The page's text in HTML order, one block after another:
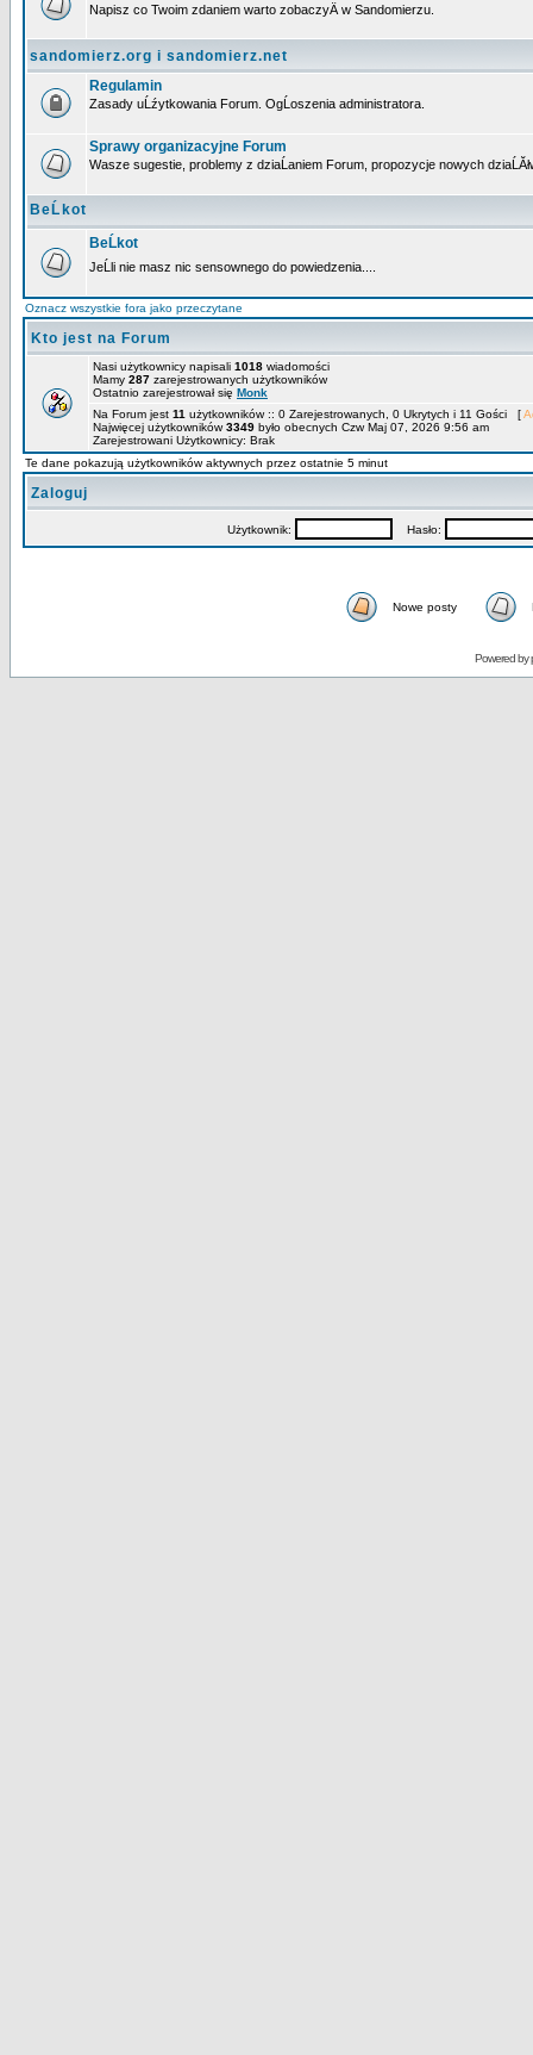
Napisz co Twoim zdaniem warto zobaczyÄ w Sandomierzu.
sandomierz.org i sandomierz.net
Regulamin
Zasady uĹźytkowania Forum. OgĹoszenia administratora.
Sprawy organizacyjne Forum
Wasze sugestie, problemy z dziaĹaniem Forum, propozycje nowych
BeĹkot
BeĹkot
JeĹli nie masz nic sensownego do powiedzenia....
Oznacz wszystkie fora jako przeczytane
Kto jest na Forum
Nasi użytkownicy napisali 1018 wiadomości
Mamy 287 zarejestrowanych użytkowników
Ostatnio zarejestrował się Monk
Na Forum jest 11 użytkowników :: 0 Zarejestrowanych, 0 Ukrytych i 11 Gości [
Najwięcej użytkowników3349 było obecnych Czw Maj 07, 2026 9:56 am
Zarejestrowani Użytkownicy: Brak
Te dane pokazują użytkowników aktywnych przez ostatnie 5 minut
Zaloguj
Użytkownik: Hasło:
Nowe posty
Powered by